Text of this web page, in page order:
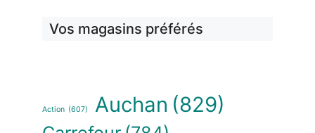
Vos magasins préférés
Action (607) Auchan (829)